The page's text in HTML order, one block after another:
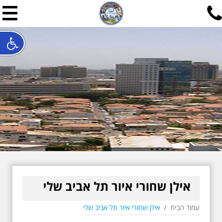
תיור ישראלי בעריכת אילן
האתר המרכזי להיסטוריה של תל אביב ותולדות ארץ ישראל -
חייגו עכשיו:052-7747748
שלחו פנייה:ilan@mytelaviv.co.il
English עברית צור קשר
אילן שחורי איור תל אביב שלי
עמוד הבית / אילן שחורי איור תל אביב שלי